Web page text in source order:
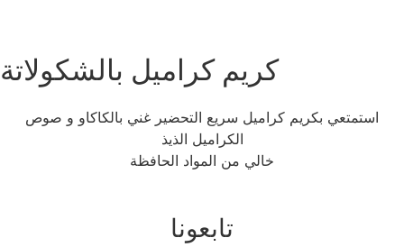
كريم كراميل بالشكولاتة
استمتعي بكريم كراميل سريع التحضير غني بالكاكاو و صوص
الكراميل الذيذ
خالي من المواد الحافظة
تابعونا